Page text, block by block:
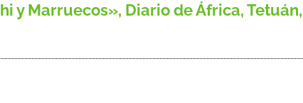
y Marruecos», Diario de África,